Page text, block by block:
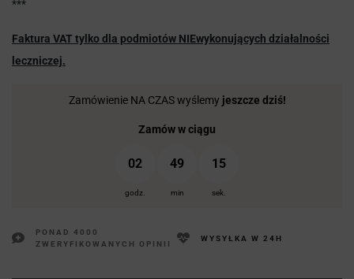
***
Faktura VAT tylko dla podmiotów NIEwykonujących działalności
leczniczej.
Zamówienie NA CZAS wyślemy jeszcze dziś!
Zamów w ciągu
02 49 14
godz. min sek.
PONAD 4000
ZWERYFIKOWANYCH OPINII
WYSYŁKA W 24H